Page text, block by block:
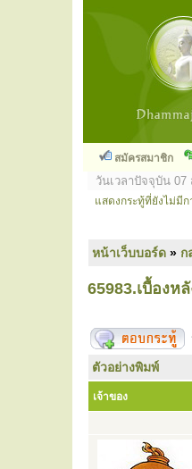
สมัครสมาชิก
วันเวลาปัจจุบัน 07
แสดงกระทู้ที่ยังไม่มีก
หน้าเว็บบอร์ด » ก
65983.เบื้องห
ตัวอย่างพิมพ์
เจ้าของ